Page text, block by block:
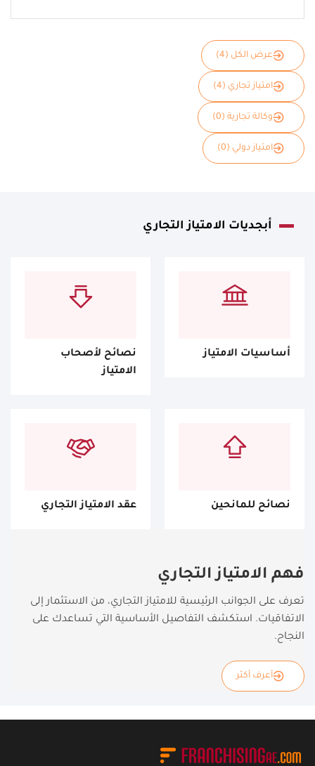
عرض الكل (4)
امتياز تجاري (4)
وكالة تجارية (0)
امتياز دولي (0)
أبجديات الامتياز التجاري
أساسيات الامتياز
نصائح لأصحاب
الامتياز
نصائح للمانحين عقد الامتياز التجاري
فهم الامتياز التجاري
تعرف على الجوانب الرئيسية للامتياز التجاري، من الاستثمار إلى
الاتفاقيات. استكشف التفاصيل الأساسية التي تساعدك على
النجاح.
أعرف أكثر